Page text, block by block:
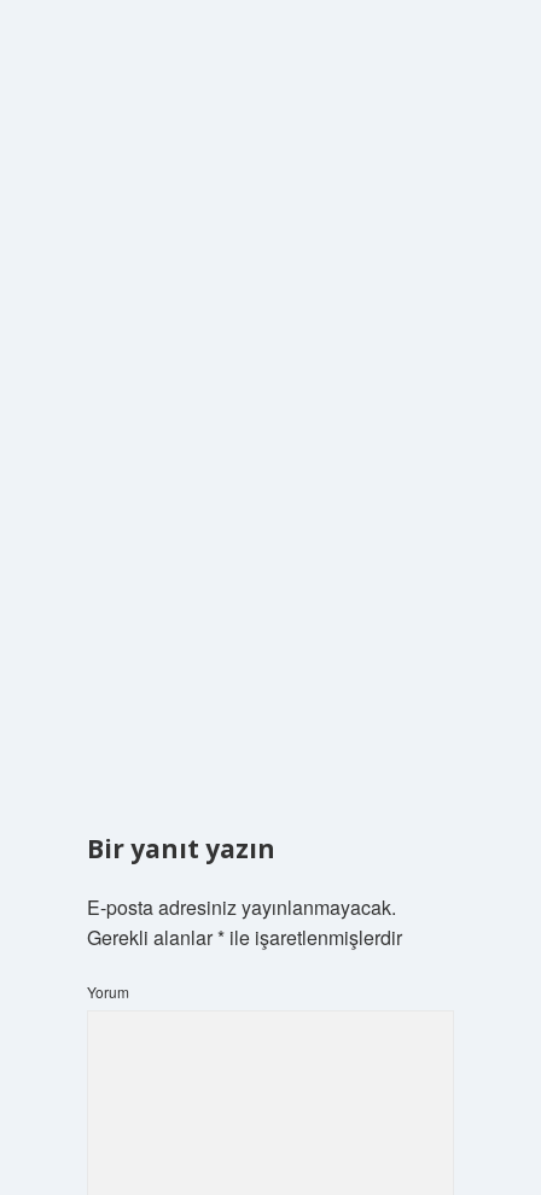
Bir yanıt yazın
E-posta adresiniz yayınlanmayacak.
Gerekli alanlar*ile işaretlenmişlerdir
Yorum